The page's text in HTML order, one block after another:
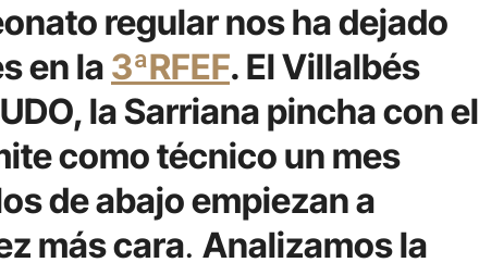
regular nos ha dejado
en la 3ªRFEF. El Villalbés
la Sarriana pincha con el
como técnico un mes
de abajo empiezan a
más cara. Analizamos la